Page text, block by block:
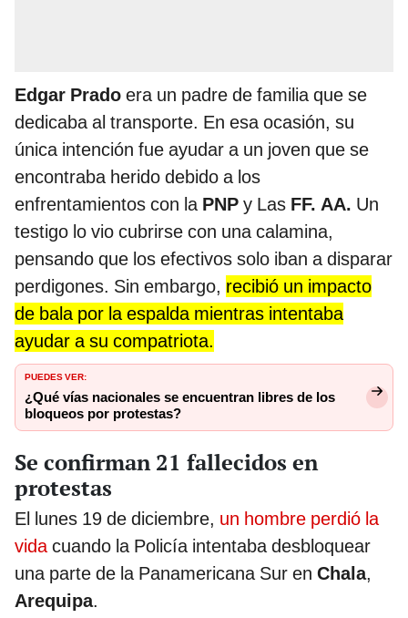
Edgar Prado era un padre de familia que se
dedicaba al transporte. En esa ocasión, su
única intención fue ayudar a un joven que se
encontraba herido debido a los
enfrentamientos con la PNP y Las FF. AA. Un
testigo lo vio cubrirse con una calamina,
pensando que los efectivos solo iban a disparar
perdigones. Sin embargo, recibió un impacto
de bala por la espalda mientras intentaba
ayudar a su compatriota.
PUEDES VER:
¿Qué vías nacionales se encuentran libres de los
bloqueos por protestas?
Se confirman 21 fallecidos en
protestas
El lunes 19 de diciembre, un hombre perdió la
vidacuando la Policía intentaba desbloquear
una parte de la Panamericana Sur en Chala,
Arequipa.